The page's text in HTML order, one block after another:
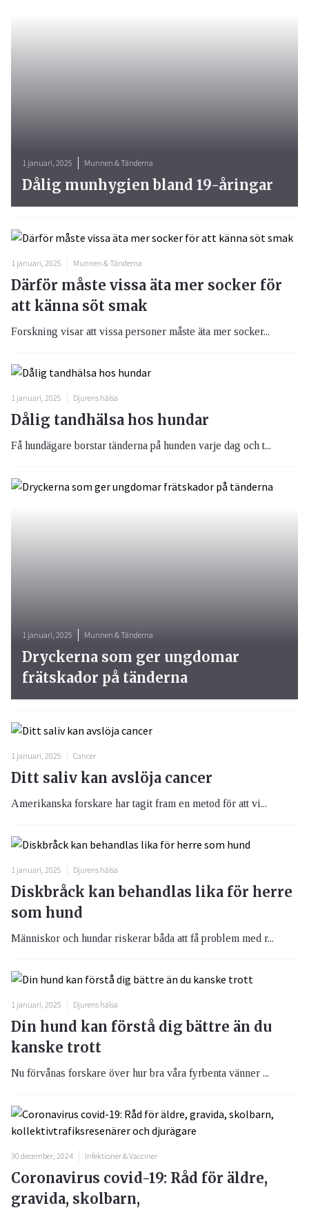
1 januari, 2025 Munnen & Tänderna
Därför måste vissa äta mer socker för
att känna söt smak
Forskning visar att vissa personer måste äta mer socker...
1 januari, 2025 Djurens hälsa
Dålig tandhälsa hos hundar
Få hundägare borstar tänderna på hunden varje dag och t...
1 januari, 2025 Munnen & Tänderna
Dålig munhygien bland 19-åringar
1 januari, 2025 Munnen & Tänderna
Dryckerna som ger ungdomar
frätskador på tänderna
1 januari, 2025 Cancer
Ditt saliv kan avslöja cancer
Amerikanska forskare har tagit fram en metod för att vi...
1 januari, 2025 Djurens hälsa
Diskbråck kan behandlas lika för herre
som hund
Människor och hundar riskerar båda att få problem med r...
1 januari, 2025 Djurens hälsa
Din hund kan förstå dig bättre än du
kanske trott
Nu förvånas forskare över hur bra våra fyrbenta vänner ...
30 december, 2024 Infektioner & Vacciner
Coronavirus covid-19: Råd för äldre,
gravida, skolbarn,